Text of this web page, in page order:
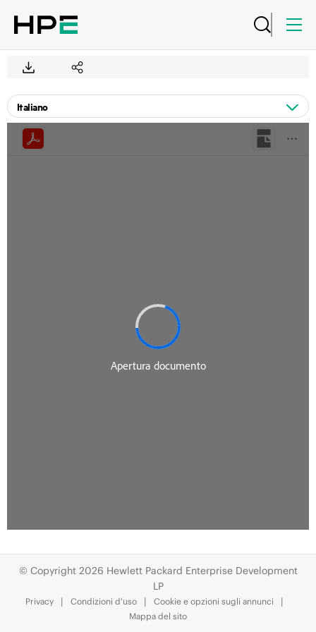
© Copyright 2026 Hewlett Packard Enterprise Development
LP
Privacy Condizioni d'uso
Cookie e opzioni sugli annunci
Mappa del sito